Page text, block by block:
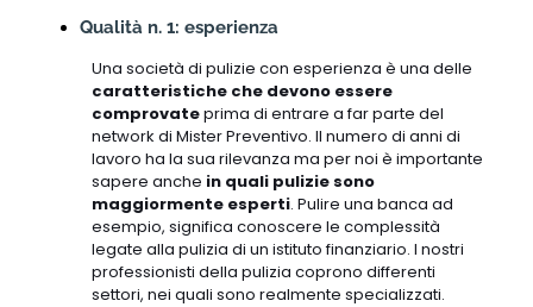
Qualità n. 1: esperienza
Una società di pulizie con esperienza è una delle
caratteristiche che devono essere
comprovateprima di entrare a far parte del
network di Mister Preventivo. Il numero di anni di
lavoro ha la sua rilevanza ma per noi è importante
sapere anche in quali pulizie sono
maggiormente esperti. Pulire una banca ad
esempio, significa conoscere le complessità
legate alla pulizia di un istituto finanziario. I nostri
professionisti della pulizia coprono differenti
settori, nei quali sono realmente specializzati.